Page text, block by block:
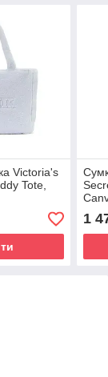
Victoria's
Tote,
1